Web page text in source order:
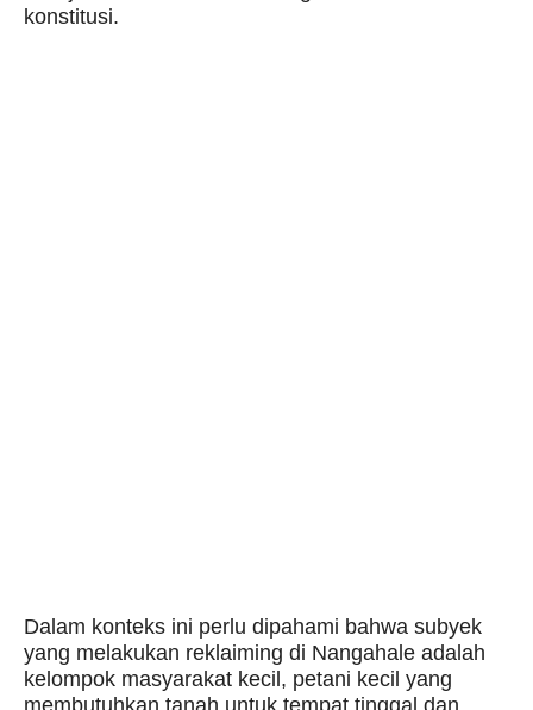
konstitusi.
Dalam konteks ini perlu dipahami bahwa subyek
yang melakukan reklaiming di Nangahale adalah
kelompok masyarakat kecil, petani kecil yang